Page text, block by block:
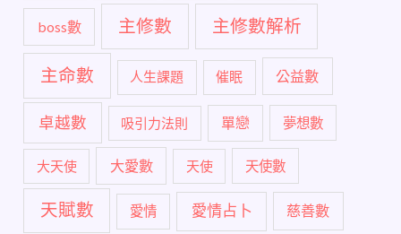
boss數 主修數 主修數解析
主命數 人生課題 催眠 公益數
卓越數 吸引力法則 單戀 夢想數
大天使 大愛數 天使 天使數
天賦數 愛情 愛情占卜 慈善數